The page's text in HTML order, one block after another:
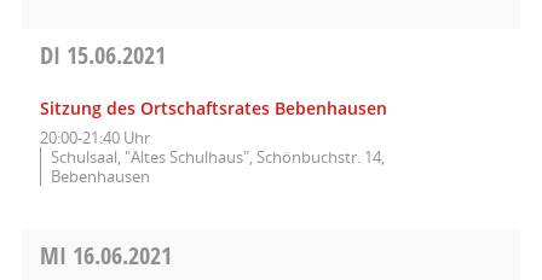
DI 15.06.2021
Sitzung des Ortschaftsrates Bebenhausen
20:00-21:40 Uhr
Schulsaal, "Altes Schulhaus", Schönbuchstr. 14,
Bebenhausen
MI 16.06.2021